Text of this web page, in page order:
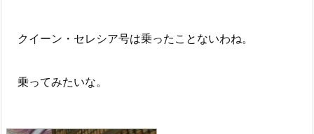
クイーン・セレシア号は乗ったことないわね。
乗ってみたいな。